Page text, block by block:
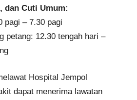
dan Cuti Umum:
pagi – 7.30 pagi
petang: 12.30 tengah hari –
Hospital Jempol
dapat menerima lawatan